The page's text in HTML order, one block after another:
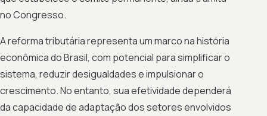
no Congresso.
A reforma tributária representa um marco na história
econômica do Brasil, com potencial para simplificar o
sistema, reduzir desigualdades e impulsionar o
crescimento. No entanto, sua efetividade dependerá
da capacidade de adaptação dos setores envolvidos